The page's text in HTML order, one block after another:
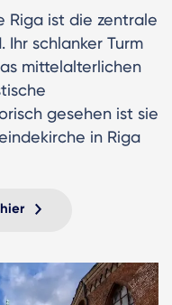
Riga ist die zentrale
schlanker Turm
mittelalterlichen
gesehen ist sie
in Riga